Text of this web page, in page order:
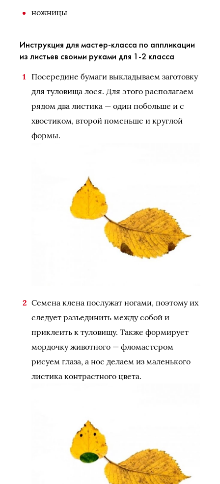
ножницы
Инструкция для мастер-класса по аппликации
из листьев своими руками для 1-2 класса
Посередине бумаги выкладываем заготовку
для туловища лося. Для этого располагаем
рядом два листика — один побольше и с
хвостиком, второй поменьше и круглой
формы.
Семена клена послужат ногами, поэтому их
следует разъединить между собой и
приклеить к туловищу. Также формирует
мордочку животного — фломастером
рисуем глаза, а нос делаем из маленького
листика контрастного цвета.